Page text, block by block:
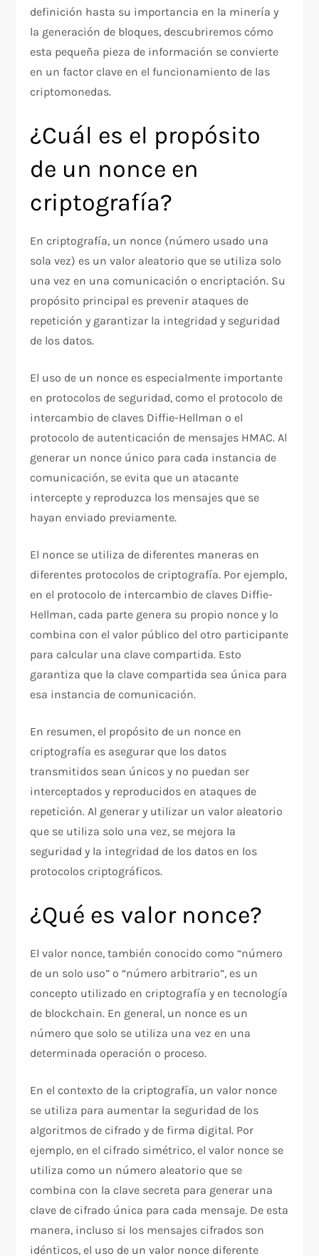
definición hasta su importancia en la minería y
la generación de bloques, descubriremos cómo
esta pequeña pieza de información se convierte
en un factor clave en el funcionamiento de las
criptomonedas.
¿Cuál es el propósito
de un nonce en
criptografía?
En criptografía, un nonce (número usado una
sola vez) es un valor aleatorio que se utiliza solo
una vez en una comunicación o encriptación. Su
propósito principal es prevenir ataques de
repetición y garantizar la integridad y seguridad
de los datos.
El uso de un nonce es especialmente importante
en protocolos de seguridad, como el protocolo de
intercambio de claves Diffie-Hellman o el
protocolo de autenticación de mensajes HMAC. Al
generar un nonce único para cada instancia de
comunicación, se evita que un atacante
intercepte y reproduzca los mensajes que se
hayan enviado previamente.
El nonce se utiliza de diferentes maneras en
diferentes protocolos de criptografía. Por ejemplo,
en el protocolo de intercambio de claves Diffie-
Hellman, cada parte genera su propio nonce y lo
combina con el valor público del otro participante
para calcular una clave compartida. Esto
garantiza que la clave compartida sea única para
esa instancia de comunicación.
En resumen, el propósito de un nonce en
criptografía es asegurar que los datos
transmitidos sean únicos y no puedan ser
interceptados y reproducidos en ataques de
repetición. Al generar y utilizar un valor aleatorio
que se utiliza solo una vez, se mejora la
seguridad y la integridad de los datos en los
protocolos criptográficos.
¿Qué es valor nonce?
El valor nonce, también conocido como “número
de un solo uso” o “número arbitrario”, es un
concepto utilizado en criptografía y en tecnología
de blockchain. En general, un nonce es un
número que solo se utiliza una vez en una
determinada operación o proceso.
En el contexto de la criptografía, un valor nonce
se utiliza para aumentar la seguridad de los
algoritmos de cifrado y de firma digital. Por
ejemplo, en el cifrado simétrico, el valor nonce se
utiliza como un número aleatorio que se
combina con la clave secreta para generar una
clave de cifrado única para cada mensaje. De esta
manera, incluso si los mensajes cifrados son
idénticos, el uso de un valor nonce diferente